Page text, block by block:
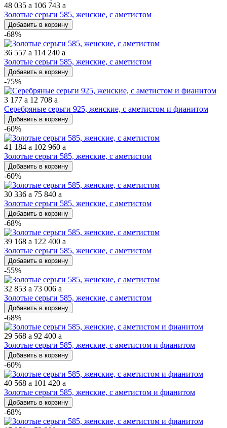
48 035 a 106 743 a
Золотые серьги 585, женские, с аметистом
Добавить в корзину
-68%
36 557 a 114 240 a
Золотые серьги 585, женские, с аметистом
Добавить в корзину
-75%
3 177 a 12 708 a
Серебряные серьги 925, женские, с аметистом и фианитом
Добавить в корзину
-60%
41 184 a 102 960 a
Золотые серьги 585, женские, с аметистом
Добавить в корзину
-60%
30 336 a 75 840 a
Золотые серьги 585, женские, с аметистом
Добавить в корзину
-68%
39 168 a 122 400 a
Золотые серьги 585, женские, с аметистом
Добавить в корзину
-55%
32 853 a 73 006 a
Золотые серьги 585, женские, с аметистом
Добавить в корзину
-68%
29 568 a 92 400 a
Золотые серьги 585, женские, с аметистом и фианитом
Добавить в корзину
-60%
40 568 a 101 420 a
Золотые серьги 585, женские, с аметистом и фианитом
Добавить в корзину
-68%